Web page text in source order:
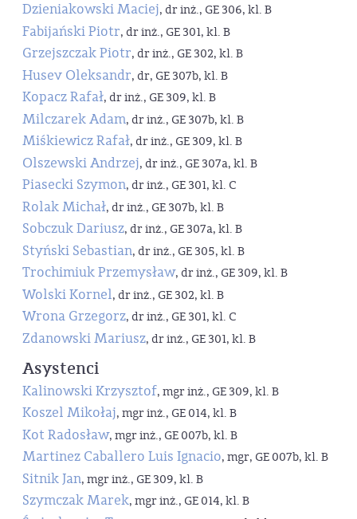
Dzieniakowski Maciej, dr inż., GE 306, kl. B
Fabijański Piotr, dr inż., GE 301, kl. B
Grzejszczak Piotr, dr inż., GE 302, kl. B
Husev Oleksandr, dr, GE 307b, kl. B
Kopacz Rafał, dr inż., GE 309, kl. B
Milczarek Adam, dr inż., GE 307b, kl. B
Miśkiewicz Rafał, dr inż., GE 309, kl. B
Olszewski Andrzej, dr inż., GE 307a, kl. B
Piasecki Szymon, dr inż., GE 301, kl. C
Rolak Michał, dr inż., GE 307b, kl. B
Sobczuk Dariusz, dr inż., GE 307a, kl. B
Styński Sebastian, dr inż., GE 305, kl. B
Trochimiuk Przemysław, dr inż., GE 309, kl. B
Wolski Kornel, dr inż., GE 302, kl. B
Wrona Grzegorz, dr inż., GE 301, kl. C
Zdanowski Mariusz, dr inż., GE 301, kl. B
Asystenci
Kalinowski Krzysztof, mgr inż., GE 309, kl. B
Koszel Mikołaj, mgr inż., GE 014, kl. B
Kot Radosław, mgr inż., GE 007b, kl. B
Martinez Caballero Luis Ignacio, mgr, GE 007b, kl. B
Sitnik Jan, mgr inż., GE 309, kl. B
Szymczak Marek, mgr inż., GE 014, kl. B